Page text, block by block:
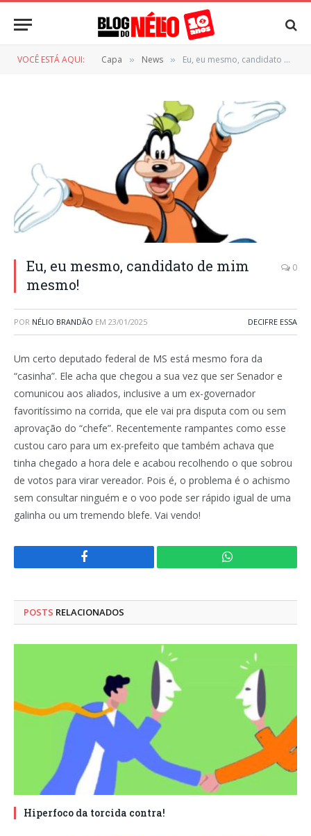
VOCÊ ESTÁ AQUI: Capa » News » Eu, eu mesmo, candidato de mim mesmo!
Eu, eu mesmo, candidato de mim
mesmo!
0
POR NÉLIO BRANDÃO EM 23/01/2025 DECIFRE ESSA
Um certo deputado federal de MS está mesmo fora da
“casinha”. Ele acha que chegou a sua vez que ser Senador e
comunicou aos aliados, inclusive a um ex-governador
favoritíssimo na corrida, que ele vai pra disputa com ou sem
aprovação do “chefe”. Recentemente rampantes como esse
custou caro para um ex-prefeito que também achava que
tinha chegado a hora dele e acabou recolhendo o que sobrou
de votos para virar vereador. Pois é, o problema é o achismo
sem consultar ninguém e o voo pode ser rápido igual de uma
galinha ou um tremendo blefe. Vai vendo!
Facebook WhatsApp
POSTS RELACIONADOS
Hiperfoco da torcida contra!